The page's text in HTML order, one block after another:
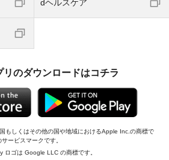
dヘルスケア
のダウンロードはコチラ
もしくはその他の国や地域におけるApple Inc.の商標で
ービスマークです。
ゴは Google LLC の商標です。